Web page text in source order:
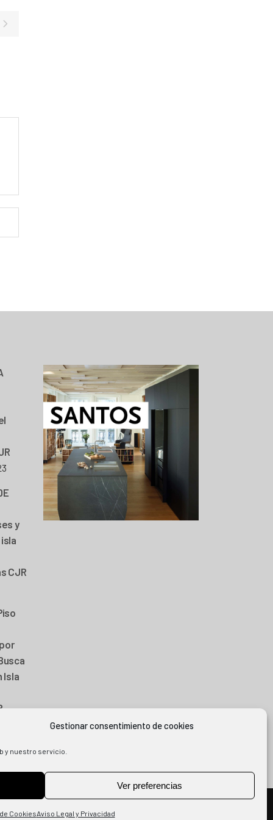
Gestionar consentimiento de cookies
y nuestro servicio.
Ver preferencias
CookiesAviso Legal y Privacidad
y
CJR
Isla